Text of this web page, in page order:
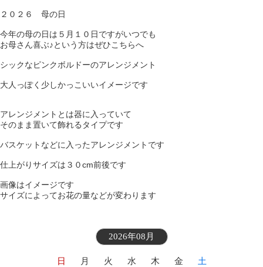
２０２６ 母の日
今年の母の日は５月１０日ですがいつでも
お母さん喜ぶ♪という方はぜひこちらへ
シックなピンクボルドーのアレンジメント
大人っぽく少しかっこいいイメージです
アレンジメントとは器に入っていて
そのまま置いて飾れるタイプです
バスケットなどに入ったアレンジメントです
仕上がりサイズは３０cm前後です
画像はイメージです
サイズによってお花の量などが変わります
2026年08月
日 月 火 水 木 金
土